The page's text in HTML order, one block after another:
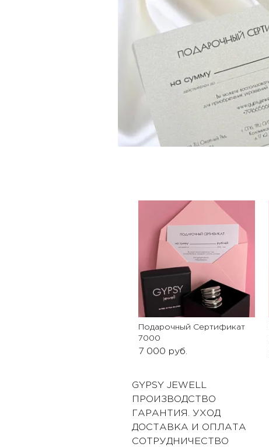
Подарочный Сертификат
7000
7 000 руб.
GYPSY JEWELL
ПРОИЗВОДСТВО
ГАРАНТИЯ. УХОД
ДОСТАВКА И ОПЛАТА
СОТРУДНИЧЕСТВО